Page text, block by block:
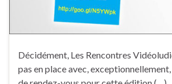
Décidément, Les Rencontres
pas en place avec,